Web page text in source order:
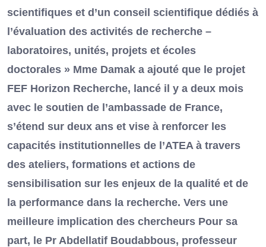
scientifiques et d’un conseil scientifique dédiés à
l’évaluation des activités de recherche –
laboratoires, unités, projets et écoles
doctorales » Mme Damak a ajouté que le projet
FEF Horizon Recherche, lancé il y a deux mois
avec le soutien de l’ambassade de France,
s’étend sur deux ans et vise à renforcer les
capacités institutionnelles de l’ATEA à travers
des ateliers, formations et actions de
sensibilisation sur les enjeux de la qualité et de
la performance dans la recherche. Vers une
meilleure implication des chercheurs Pour sa
part, le Pr Abdellatif Boudabbous, professeur